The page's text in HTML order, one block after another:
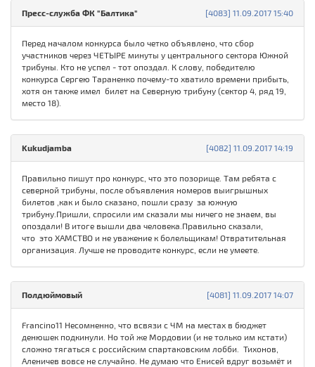
[4083] 11.09.2017 15:40
Пресс-служба ФК "Балтика"
Перед началом конкурса было четко объявлено, что сбор
участников через ЧЕТЫРЕ минуты у центрального сектора Южной
трибуны. Кто не успел - тот опоздал. К слову, победителю
конкурса Сергею Тараненко почему-то хватило времени прибыть,
хотя он также имел билет на Северную трибуну (сектор 4, ряд 19,
место 18).
[4082] 11.09.2017 14:19
Kukudjamba
Правильно пишут про конкурс, что это позорище. Там ребята с
северной трибуны, после объявления номеров выигрышных
билетов ,как и было сказано, пошли сразу за южную
трибуну.Пришли, спросили им сказали мы ничего не знаем, вы
опоздали! В итоге вышли два человека.Правильно сказали,
что это ХАМСТВО и не уважение к болельщикам! Отвратительная
организация. Лучше не проводите конкурс, если не умеете.
[4081] 11.09.2017 14:07
Полдюймовый
Francino11 Несомненно, что всвязи с ЧМ на местах в бюджет
денюшек подкинули. Но той же Мордовии (и не только им кстати)
сложно тягаться с российским спартаковским лобби. Тихонов,
Аленичев вовсе не случайно. Не думаю что Енисей вдруг возьмёт и